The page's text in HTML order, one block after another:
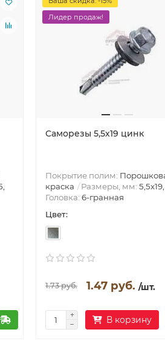
Лидер продаж!
Саморезы 5,5х19 цинк
Покрытие полим:
краска
Размеры, мм:
Головка: 6-гранная
Цвет:
1.73 руб. 1.47 руб. /шт.
В корзину